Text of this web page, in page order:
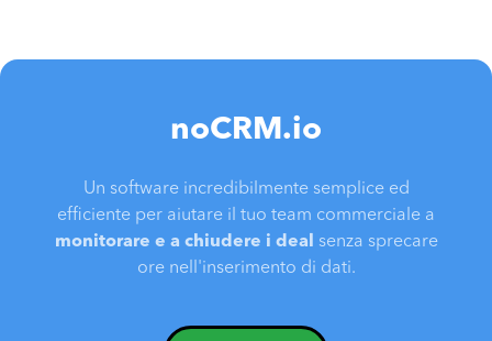
noCRM.io
Un software incredibilmente semplice ed
efficiente per aiutare il tuo team commerciale a
monitorare e a chiudere i deal
senza sprecare
ore nell'inserimento di dati.